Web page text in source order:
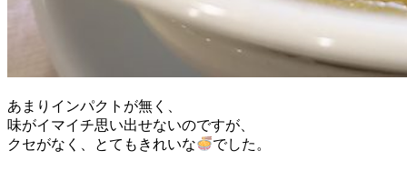
あまりインパクトが無く、
味がイマイチ思い出せないのですが、
クセがなく、とてもきれいな
でした。